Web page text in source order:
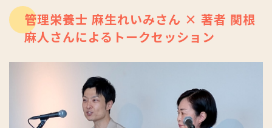
管理栄養士 麻生れいみさん × 著者 関根
麻人さんによるトークセッション